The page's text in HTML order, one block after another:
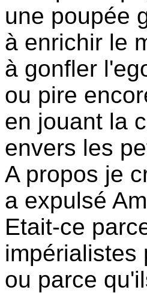
une poupée
à enrichir le
à gonfler
ou pire
en jouant la
envers les
A propos je
a expulsé
Etait-ce
impérialistes
ou parce